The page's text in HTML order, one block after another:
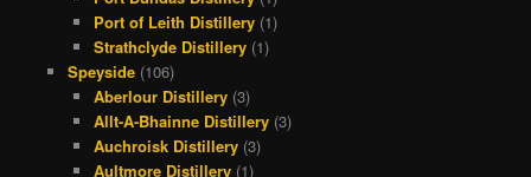
Port of Leith Distillery (1)
Strathclyde Distillery (1)
Speyside(106)
Aberlour Distillery (3)
Allt-A-Bhainne Distillery (3)
Auchroisk Distillery (3)
Aultmore Distillery (1)